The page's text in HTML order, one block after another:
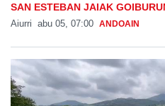
SAN ESTEBAN JAIAK
Aiurri abu 05, 07:00 ANDOAIN